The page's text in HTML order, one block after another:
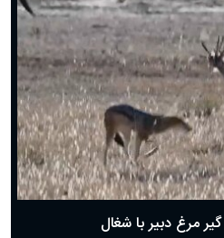
مرغ دبیر با شغال